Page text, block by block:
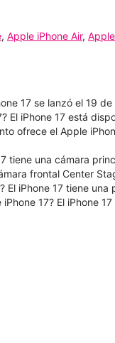
, Apple iPhone Air,
17 se lanzó el 19
El iPhone 17 está
ofrece el Apple
tiene una cámara
frontal Center
El iPhone 17 tiene
17? El iPhone